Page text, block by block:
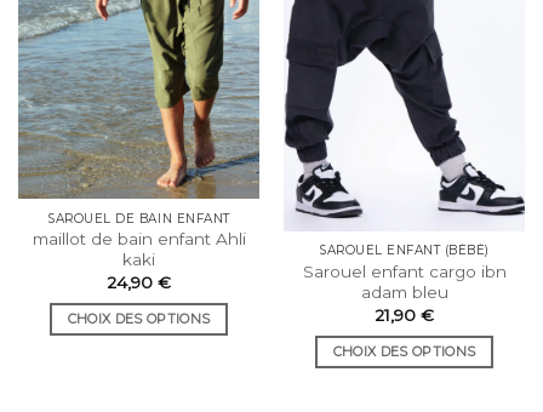
Les
options
peuvent
être
choisies
sur
la
page
du
produit
être
choisies
sur
la
page
du
produit
SAROUEL DE BAIN ENFANT
maillot de bain enfant Ahli
kaki
24,90 €
CHOIX DES OPTIONS
SAROUEL ENFANT (BÉBÉ)
Sarouel enfant cargo ibn
adam bleu
21,90 €
CHOIX DES OPTIONS